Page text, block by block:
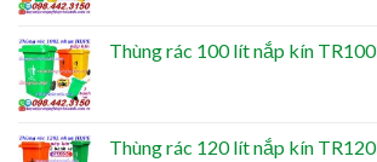
Thùng rác 100 lít nắp kín TR100
Thùng rác 120 lít nắp kín TR120